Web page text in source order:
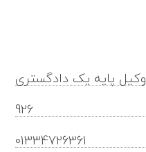
وکیل پایه یک دادگستری
926
01334726361